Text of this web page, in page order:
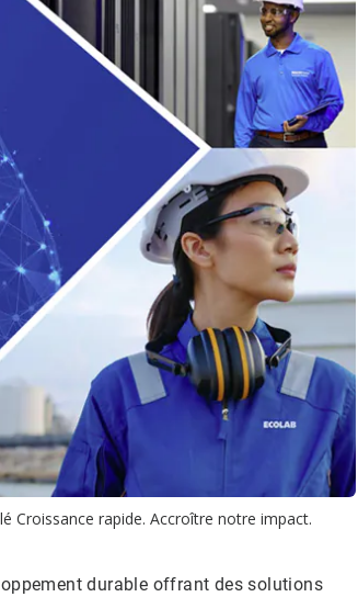
Croissance rapide. Accroître notre impact.
durable offrant des solutions